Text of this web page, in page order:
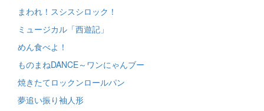
まわれ！スシスシロック！
ミュージカル「西遊記」
めん食べよ！
ものまねDANCE～ワンにゃんブー
焼きたてロックンロールパン
夢追い振り袖人形